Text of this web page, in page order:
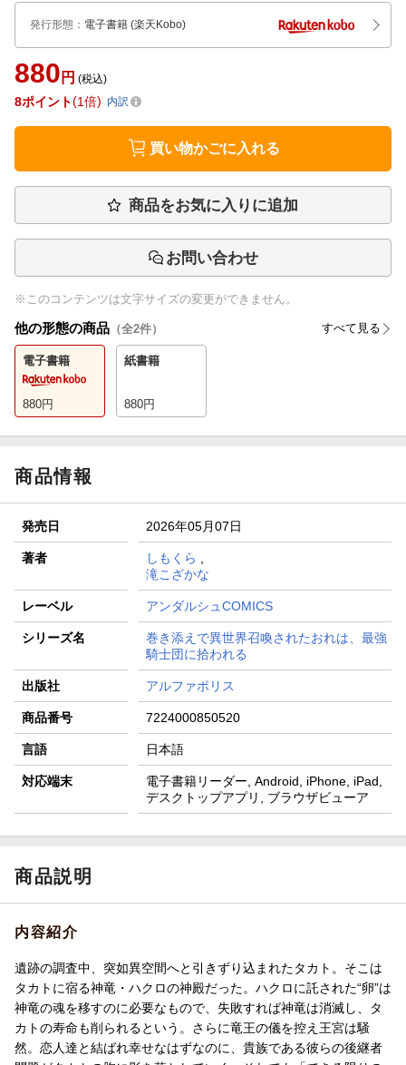
発行形態 ： 電子書籍 (楽天Kobo)
880 円 (税込)
8ポイント 1倍 内訳
買い物かごに入れる
商品をお気に入りに追加
お問い合わせ
※このコンテンツは文字サイズの変更ができません。
他の形態の商品 （全2件） すべて見る
電子書籍
880円
紙書籍
880円
商品情報
発売日 2026年05月07日
著者 しもくら
滝こざかな
レーベル アンダルシュCOMICS
シリーズ名
巻き添えで異世界召喚されたおれは、最強
騎士団に拾われる
出版社 アルファポリス
商品番号 7224000850520
言語 日本語
対応端末
電子書籍リーダー, Android, iPhone, iPad,
デスクトップアプリ, ブラウザビューア
商品説明
内容紹介
遺跡の調査中、突如異空間へと引きずり込まれたタカト。そこは
タカトに宿る神竜・ハクロの神殿だった。ハクロに託された“卵”は
神竜の魂を移すのに必要なもので、失敗すれば神竜は消滅し、タ
カトの寿命も削られるという。さらに竜王の儀を控え王宮は騒
然。恋人達と結ばれ幸せなはずなのに、貴族である彼らの後継者